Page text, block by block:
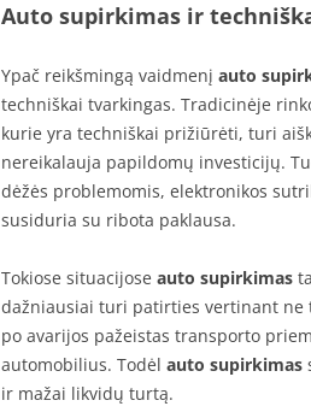
Auto supirkimas ir
Ypač reikšmingą vaidmenį auto
techniškai tvarkingas. Tradicinėje
kurie yra techniškai prižiūrėti, turi
nereikalauja papildomų investicijų.
dėžės problemomis, elektronikos
susiduria su ribota paklausa.
Tokiose situacijose auto supirkimas
dažniausiai turi patirties vertinant ne
po avarijos pažeistas transporto
automobilius. Todėl auto supirkimas
ir mažai likvidų turtą.